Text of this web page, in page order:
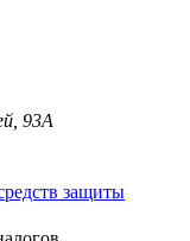
93А
защиты